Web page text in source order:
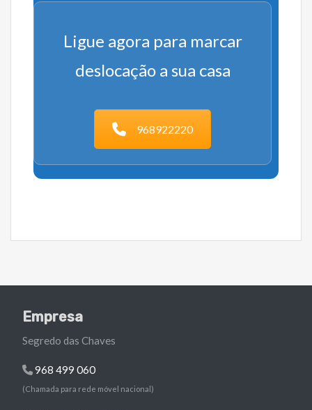
Ligue agora para marcar
deslocação a sua casa
968922220
Empresa
Segredo das Chaves
968 499 060
(Chamada para rede móvel nacional)